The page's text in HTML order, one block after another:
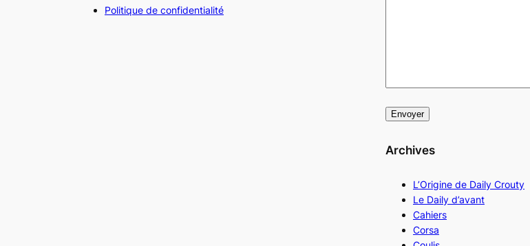
Politique de confidentialité
Archives
L’Origine de Daily Crouty
Le Daily d’avant
Cahiers
Corsa